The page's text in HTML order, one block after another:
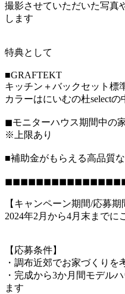
撮影させていただいた写真
します
特典として
■GRAFTEKT
キッチン＋バックセット標
カラーはにいむの杜select
◼︎モニターハウス期間中の
※上限あり
■補助金がもらえる高品質
【キャンペーン期間/応募期
2024年2月から4月末までに
【応募条件】
・調布近郊でお家づくりを
・完成から3か月間モデル
ます